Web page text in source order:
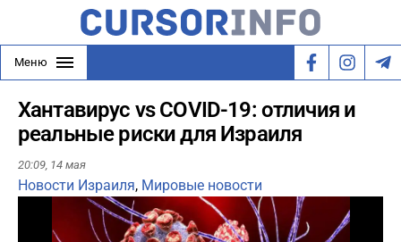
Меню
Хантавирус vs COVID-19: отличия и
реальные риски для Израиля
20:09, 14 мая
Новости Израиля, Мировые новости